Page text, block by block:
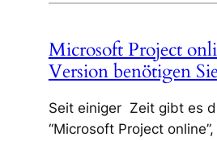
Microsoft Project
Version benötigen
Seit einiger Zeit gibt es
“Microsoft Project